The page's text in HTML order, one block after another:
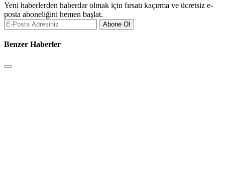
Yeni haberlerden haberdar olmak için fırsatı kaçırma ve ücretsiz e-
posta aboneliğini hemen başlat.
Abone Ol
Benzer Haberler